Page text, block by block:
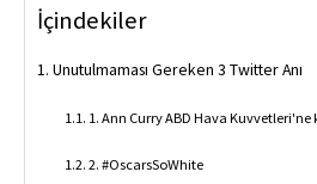
İçindekiler
Unutulmaması Gereken 3 Twitter Anı
1. Ann Curry ABD Hava Kuvvetleri'ne
2. #OscarsSoWhite